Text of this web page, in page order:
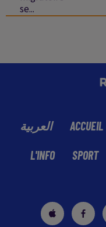
se...
العربية ACCUEIL
L'INFO SPORT